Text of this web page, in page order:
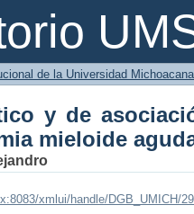
y de
de la Universidad
y de
mieloide
xmlui/handle/DGB_UMICH/